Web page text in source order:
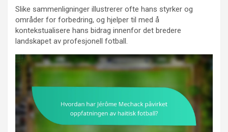
Slike sammenligninger illustrerer ofte hans styrker og
områder for forbedring, og hjelper til med å
kontekstualisere hans bidrag innenfor det bredere
landskapet av profesjonell fotball.